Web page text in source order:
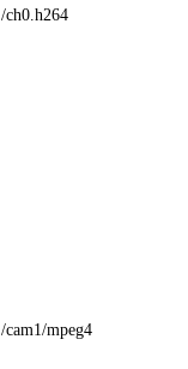
/ch0.h264
/cam1/mpeg4